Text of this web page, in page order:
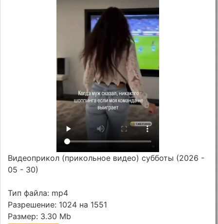
Видеоприкол (прикольное видео) субботы (2026 -
05 - 30)
Тип файла: mp4
Разрешение: 1024 на 1551
Размер: 3.30 Mb